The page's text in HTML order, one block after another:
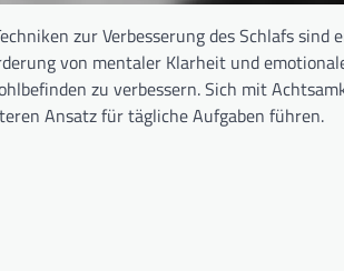
zur Verbesserung des Schlafs sind
von mentaler Klarheit und
zu verbessern. Sich mit
Ansatz für tägliche Aufgaben führen.